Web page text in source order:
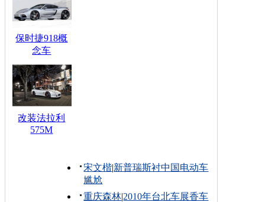
保时捷918概
念车
改装法拉利
575M
宋文楷|新普瑞斯衬中国电动车
尴尬
重庆森林|2010年台北车展香车